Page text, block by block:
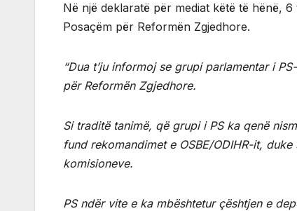
Në një deklaratë për mediat këtë të hënë,
Posaçëm për Reformën Zgjedhore.
“Dua t’ju informoj se grupi parlamentar i
për Reformën Zgjedhore.
Si traditë tanimë, që grupi i PS ka qenë
fund rekomandimet e OSBE/ODIHR-it,
komisioneve.
PS ndër vite e ka mbështetur çështjen e